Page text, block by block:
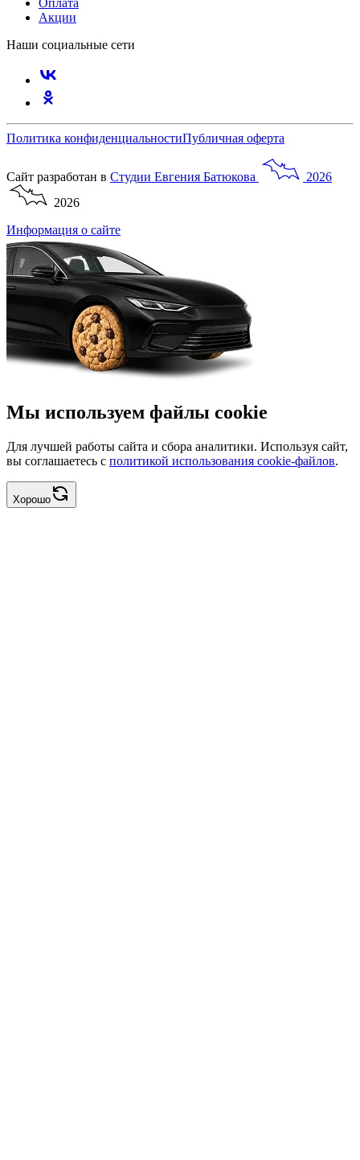
Оплата
Акции
Наши социальные сети
Политика конфиденциальностиПубличная оферта
Сайт разработан в Студии Евгения Батюкова
2026
2026
Информация о сайте
Мы используем файлы cookie
Для лучшей работы сайта и сбора аналитики. Используя сайт,
вы соглашаетесь с политикой использования cookie-файлов.
Хорошо